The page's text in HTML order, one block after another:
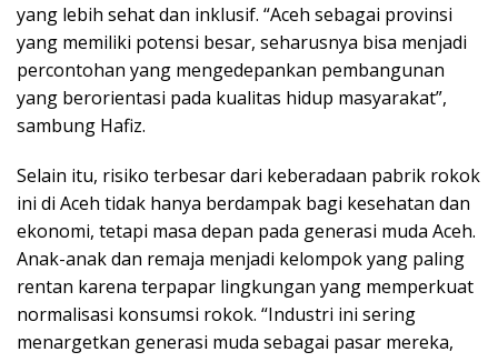
yang lebih sehat dan inklusif. “Aceh sebagai provinsi
yang memiliki potensi besar, seharusnya bisa menjadi
percontohan yang mengedepankan pembangunan
yang berorientasi pada kualitas hidup masyarakat”,
sambung Hafiz.
Selain itu, risiko terbesar dari keberadaan pabrik rokok
ini di Aceh tidak hanya berdampak bagi kesehatan dan
ekonomi, tetapi masa depan pada generasi muda Aceh.
Anak-anak dan remaja menjadi kelompok yang paling
rentan karena terpapar lingkungan yang memperkuat
normalisasi konsumsi rokok. “Industri ini sering
menargetkan generasi muda sebagai pasar mereka,